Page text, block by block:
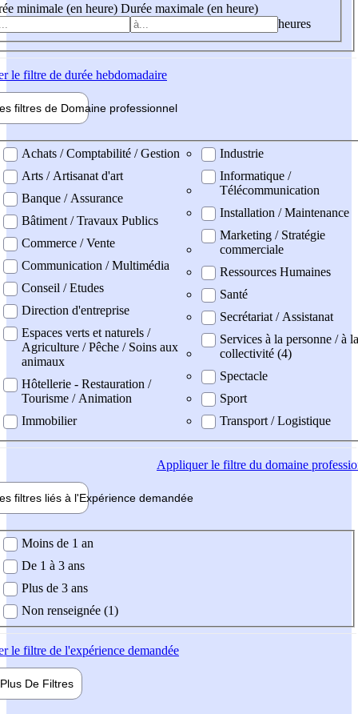
minimale (en heure) Durée maximale (en heure)
heures
le filtre de durée hebdomadaire
filtres de Domaine professionnel
professionel
Achats / Comptabilité / Gestion
Arts / Artisanat d'art
Banque / Assurance
Bâtiment / Travaux Publics
Commerce / Vente
Communication / Multimédia
Conseil / Etudes
Direction d'entreprise
Espaces verts et naturels /
Agriculture / Pêche / Soins aux
animaux
Hôtellerie - Restauration /
Tourisme / Animation
Immobilier
Industrie
Informatique /
Télécommunication
Installation / Maintenance
Marketing / Stratégie
commerciale
Ressources Humaines
Santé
Secrétariat / Assistanat
Services à la personne / à la
collectivité (4)
Spectacle
Sport
Transport / Logistique
Appliquerle filtre du domaine
filtres liés à l'Expérience demandée
demandée
Moins de 1 an
De 1 à 3 ans
Plus de 3 ans
Non renseignée (1)
le filtre de l'expérience demandée
Plus De Filtres